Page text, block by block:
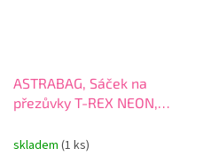
ASTRABAG, Sáček na
přezůvky T-REX NEON,
skladem (1 ks)